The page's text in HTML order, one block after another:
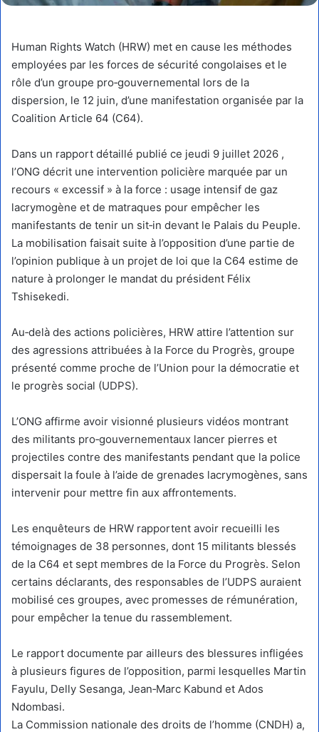
Human Rights Watch (HRW) met en cause les méthodes
employées par les forces de sécurité congolaises et le
rôle d’un groupe pro‑gouvernemental lors de la
dispersion, le 12 juin, d’une manifestation organisée par la
Coalition Article 64 (C64).
Dans un rapport détaillé publié ce jeudi 9 juillet 2026 ,
l’ONG décrit une intervention policière marquée par un
recours « excessif » à la force : usage intensif de gaz
lacrymogène et de matraques pour empêcher les
manifestants de tenir un sit‑in devant le Palais du Peuple.
La mobilisation faisait suite à l’opposition d’une partie de
l’opinion publique à un projet de loi que la C64 estime de
nature à prolonger le mandat du président Félix
Tshisekedi.
Au‑delà des actions policières, HRW attire l’attention sur
des agressions attribuées à la Force du Progrès, groupe
présenté comme proche de l’Union pour la démocratie et
le progrès social (UDPS).
L’ONG affirme avoir visionné plusieurs vidéos montrant
des militants pro‑gouvernementaux lancer pierres et
projectiles contre des manifestants pendant que la police
dispersait la foule à l’aide de grenades lacrymogènes, sans
intervenir pour mettre fin aux affrontements.
Les enquêteurs de HRW rapportent avoir recueilli les
témoignages de 38 personnes, dont 15 militants blessés
de la C64 et sept membres de la Force du Progrès. Selon
certains déclarants, des responsables de l’UDPS auraient
mobilisé ces groupes, avec promesses de rémunération,
pour empêcher la tenue du rassemblement.
Le rapport documente par ailleurs des blessures infligées
à plusieurs figures de l’opposition, parmi lesquelles Martin
Fayulu, Delly Sesanga, Jean‑Marc Kabund et Ados
Ndombasi.
La Commission nationale des droits de l’homme (CNDH) a,